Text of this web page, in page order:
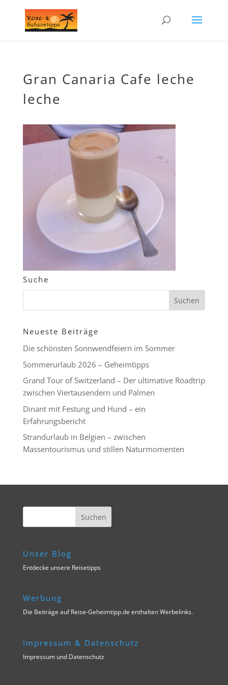
Gran Canaria Cafe leche
leche
Suche
Neueste Beiträge
Die schönsten Sonnwendfeiern im Sommer
Sommerurlaub 2026 – Geheimtipps
Grand Tour of Switzerland – Der ultimative Roadtrip
zwischen Viertausendern und Palmen
Dinant mit Festung und Hund – ein
Erfahrungsbericht
Strandurlaub in Belgien – zwischen
Massentourismus und stillen Naturmomenten
Unser Blog
Entdecke unsere Reisetipps
Werbung
Die Beiträge auf Reise-Geheimtipp.de enthalten Werbelinks.
Impressum & Datenschutz
Impressum und Datenschutz